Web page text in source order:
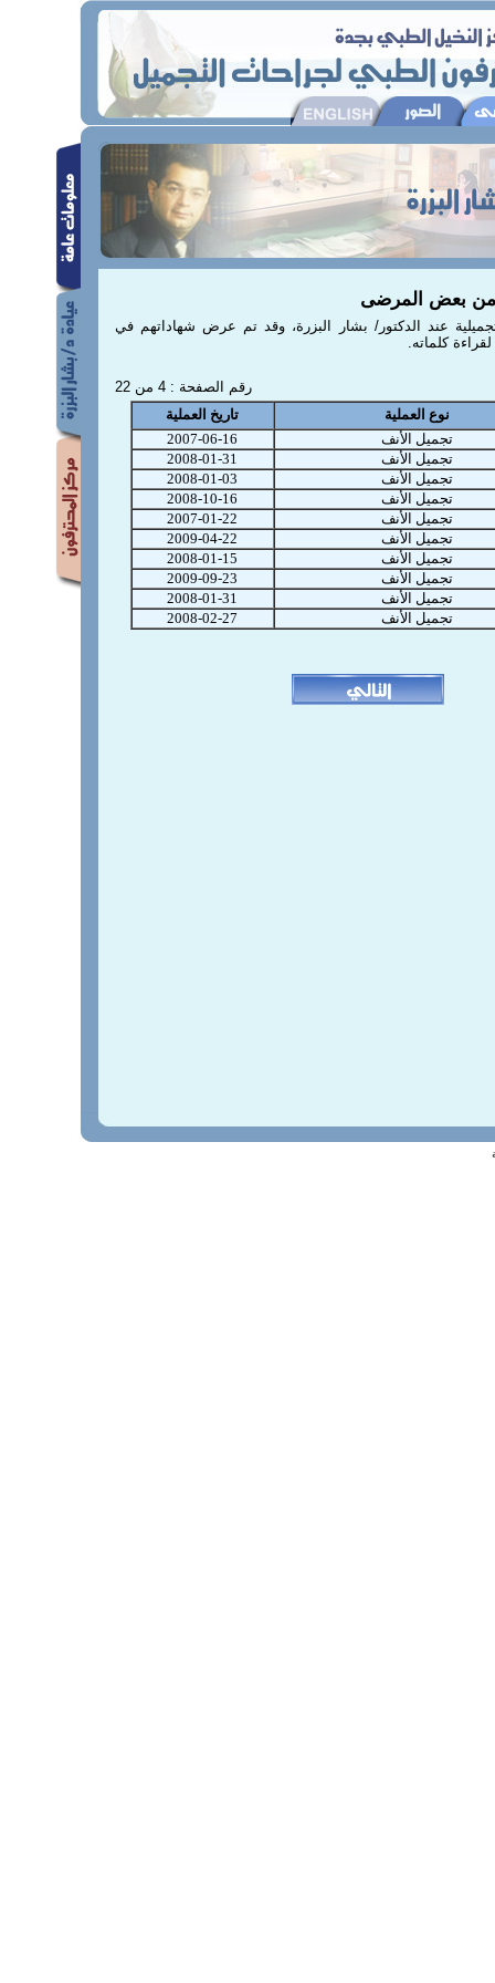
بعض المرضى
عند الدكتور/ بشار البزرة، وقد تم عرض شهاداتهم في
كلماته.
رقم الصفحة : 4 من 22
نوع العملية
تاريخ العملية
تجميل الأنف
2007-06-16
تجميل الأنف
2008-01-31
تجميل الأنف
2008-01-03
تجميل الأنف
2008-10-16
تجميل الأنف
2007-01-22
تجميل الأنف
2009-04-22
تجميل الأنف
2008-01-15
تجميل الأنف
2009-09-23
تجميل الأنف
2008-01-31
تجميل الأنف
2008-02-27